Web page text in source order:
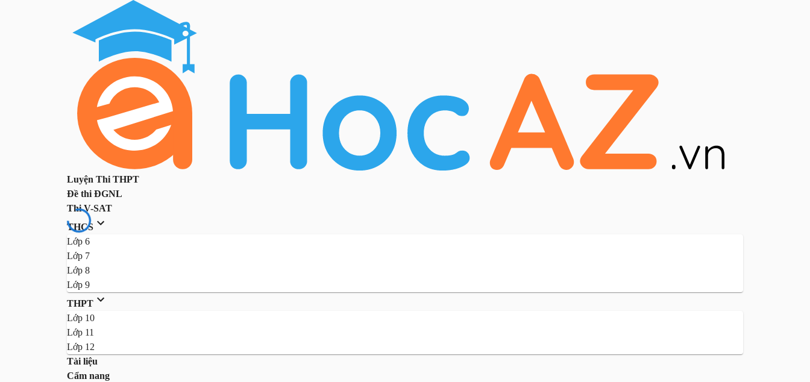
Luyện Thi THPT
Đề thi ĐGNL
Thi V-SAT
THCS
Lớp 6
Lớp 7
Lớp 8
Lớp 9
THPT
Lớp 10
Lớp 11
Lớp 12
Tài liệu
Cẩm nang